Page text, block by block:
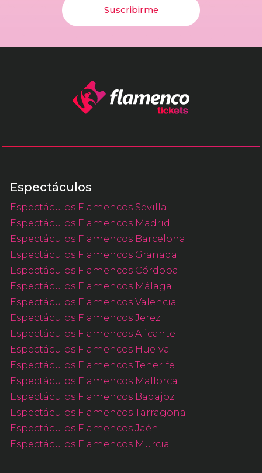
Suscribirme
Espectáculos
Espectáculos Flamencos Sevilla
Espectáculos Flamencos Madrid
Espectáculos Flamencos Barcelona
Espectáculos Flamencos Granada
Espectáculos Flamencos Córdoba
Espectáculos Flamencos Málaga
Espectáculos Flamencos Valencia
Espectáculos Flamencos Jerez
Espectáculos Flamencos Alicante
Espectáculos Flamencos Huelva
Espectáculos Flamencos Tenerife
Espectáculos Flamencos Mallorca
Espectáculos Flamencos Badajoz
Espectáculos Flamencos Tarragona
Espectáculos Flamencos Jaén
Espectáculos Flamencos Murcia